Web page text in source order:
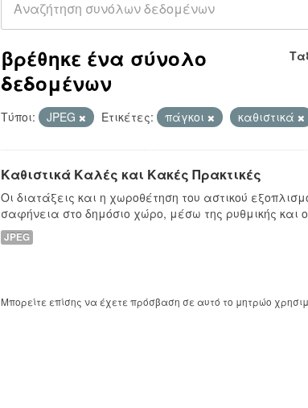
βρέθηκε ένα σύνολο
δεδομένων
Τύποι: JPEG Ετικέτες: πάγκοι καθιστικά
Καθιστικά Καλές και Κακές Πρακτικές
Οι διατάξεις και η χωροθέτηση του αστικού
σαφήνεια στο δημόσιο χώρο, μέσω της ρυθμικής
JPEG
Μπορείτε επίσης να έχετε πρόσβαση σε αυτό το μητρώο